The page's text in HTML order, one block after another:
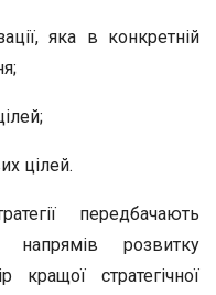
яка в конкретній
цілей.
передбачають
напрямів розвитку
кращої стратегічної